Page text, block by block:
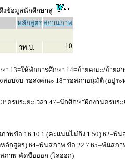
งข้อมูลนักศึกษาสู่
หลักสูตร สถานภาพ
วท.บ.
10
า 13=ให้พักการศึกษา 14=ย้ายคณะ/ย้ายส
อบจบ รอส่งคณะ 18=รอสภาอนุมัติ (อยู่ระ
ครบระยะเวลา 47=นักศึกษาฝึกงานครบร
าพข้อ 16.10.1 (คะแนนไม่ถึง 1.50) 62=พ้
ลักสูตร) 64=พ้นสภาพ ข้อ 22.7 65=พ้นสภ
ภาพ-คัดชื่อออก (ไล่ออก)